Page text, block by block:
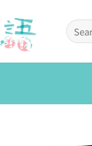
Search
for: